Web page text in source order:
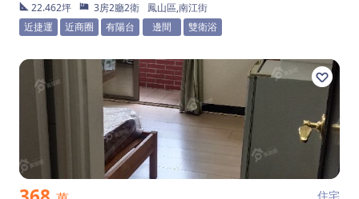
22.462坪 3房2廳2衛
鳳山區,南江街
近捷運
近商圈 有陽台 邊間 雙衛浴
住宅